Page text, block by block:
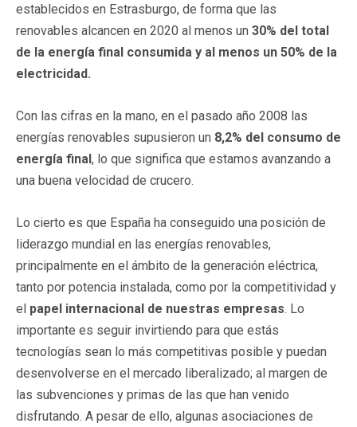
establecidos en Estrasburgo, de forma que las
renovables alcancen en 2020 al menos un 30% del total
de la energía final consumida y al menos un 50% de la
electricidad.
Con las cifras en la mano, en el pasado año 2008 las
energías renovables supusieron un 8,2% del consumo de
energía final, lo que significa que estamos avanzando a
una buena velocidad de crucero.
Lo cierto es que España ha conseguido una posición de
liderazgo mundial en las energías renovables,
principalmente en el ámbito de la generación eléctrica,
tanto por potencia instalada, como por la competitividad y
el papel internacional de nuestras empresas. Lo
importante es seguir invirtiendo para que estás
tecnologías sean lo más competitivas posible y puedan
desenvolverse en el mercado liberalizado; al margen de
las subvenciones y primas de las que han venido
disfrutando. A pesar de ello, algunas asociaciones de